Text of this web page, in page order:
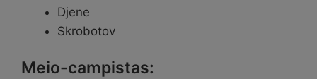
Djene
Skrobotov
Meio-campistas: